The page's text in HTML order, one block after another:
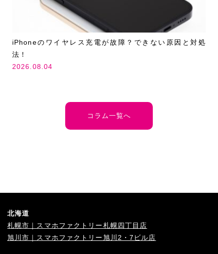
iPhoneのワイヤレス充電が故障？できない原因と対処
法！
2026.08.04
コラム一覧へ
北海道
札幌市｜スマホファクトリー札幌四丁目店
旭川市｜スマホファクトリー旭川2・7ビル店